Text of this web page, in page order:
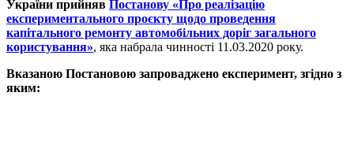
України прийняв Постанову «Про реалізацію
експериментального проєкту щодо проведення
капітального ремонту автомобільних доріг загального
користування», яка набрала чинності 11.03.2020 року.
Вказаною Постановою запроваджено експеримент, згідно з
яким: